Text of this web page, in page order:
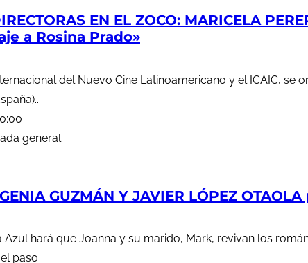
EN EL ZOCO: MARICELA
a Rosina Prado»
del Nuevo Cine Latinoamericano y el ICAIC,
general.
GUZMÁN Y JAVIER LÓPEZ
Azul hará que Joanna y su marido, Mark, revivan los
paso ...